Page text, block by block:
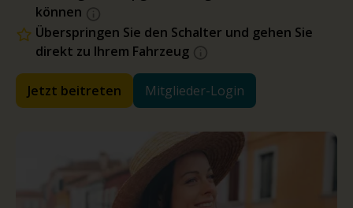
können
Überspringen Sie den Schalter und gehen Sie
direkt zu Ihrem Fahrzeug
Jetzt beitreten Mitglieder-Login